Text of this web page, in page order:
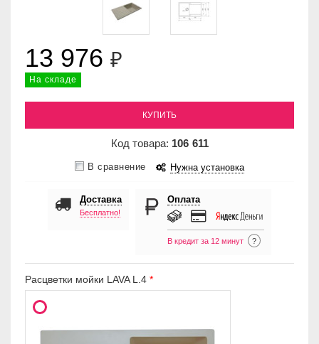
13 976 ₽
На складе
КУПИТЬ
Код товара: 106 611
В сравнение Нужна установка
Доставка
Бесплатно!
Оплата
В кредит за 12 минут ?
Расцветки мойки LAVA L.4